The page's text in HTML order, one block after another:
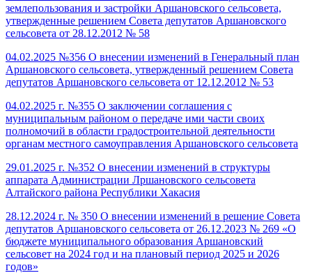
землепользования и застройки Аршановского сельсовета,
утвержденные решением Совета депутатов Аршановского
сельсовета от 28.12.2012 № 58
04.02.2025 №356 О внесении изменений в Генеральный план
Аршановского сельсовета, утвержденный решением Совета
депутатов Аршановского сельсовета от 12.12.2012 № 53
04.02.2025 г. №355 О заключении соглашения с
муниципальным районом о передаче ими части своих
полномочий в области градостроительной деятельности
органам местного самоуправления Аршановского сельсовета
29.01.2025 г. №352 О внесении изменений в структуры
аппарата Администрации Лршановского сельсовета
Алтайского района Республики Хакасия
28.12.2024 г. № 350 О внесении изменений в решение Совета
депутатов Аршановского сельсовета от 26.12.2023 № 269 «О
бюджете муниципального образования Аршановский
сельсовет на 2024 год и на плановый период 2025 и 2026
годов»